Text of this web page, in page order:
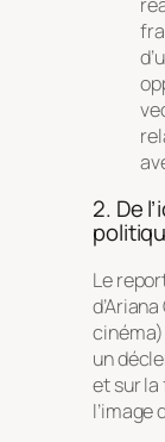
2. De
Le
un
et sur
l’image